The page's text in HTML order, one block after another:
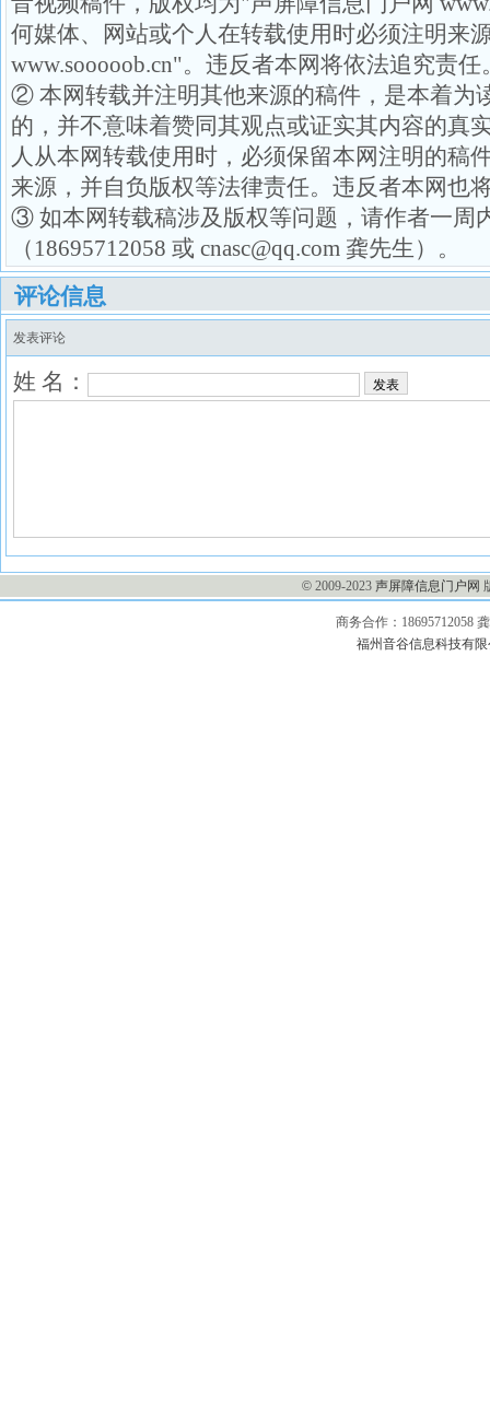
何媒体、网站或个人在转载使用时必须注明来
www.sooooob.cn"。违反者本网将依法追究责任
② 本网转载并注明其他来源的稿件，是本着为
的，并不意味着赞同其观点或证实其内容的真
人从本网转载使用时，必须保留本网注明的稿
来源，并自负版权等法律责任。违反者本网也
③ 如本网转载稿涉及版权等问题，请作者一周
（18695712058 或 cnasc@qq.com 龚先生）。
评论信息
发表评论
姓 名： 发表
© 2009-2023 声屏障信息门户网
商务合作：18695712058
福州音谷信息科技有